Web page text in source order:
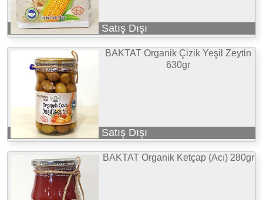
Satış Dışı
BAKTAT Organik Çizik Yeşil Zeytin
630gr
Satış Dışı
BAKTAT Organik Ketçap (Acı) 280gr